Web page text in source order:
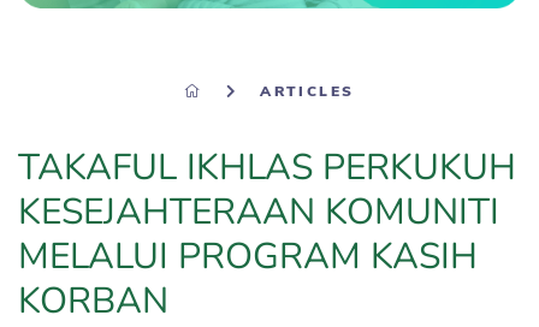
ARTICLES
TAKAFUL IKHLAS PERKUKUH
KESEJAHTERAAN KOMUNITI
MELALUI PROGRAM KASIH
KORBAN